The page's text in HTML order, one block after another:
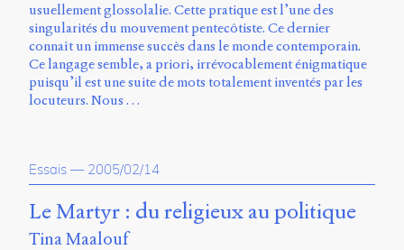
v.
0.1
(2020/03)
Typographies
Type
Foundry
et
Muli
de
usuellement glossolalie. Cette pratique est l’une des
singularités du mouvement pentecôtiste. Ce dernier
connaît un immense succès dans le monde contemporain.
Ce langage semble, a priori, irrévocablement énigmatique
puisqu’il est une suite de mots totalement inventés par les
locuteurs. Nous …
Essais — 2005/02/14
Le Martyr : du religieux au politique
Tina Maalouf